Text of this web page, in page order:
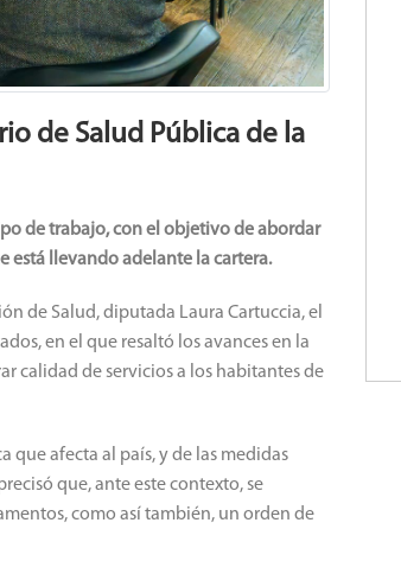
de Salud Pública de la
de trabajo, con el objetivo de abordar
está llevando adelante la cartera.
de Salud, diputada Laura Cartuccia, el
en el que resaltó los avances en la
calidad de servicios a los habitantes de
que afecta al país, y de las medidas
que, ante este contexto, se
como así también, un orden de